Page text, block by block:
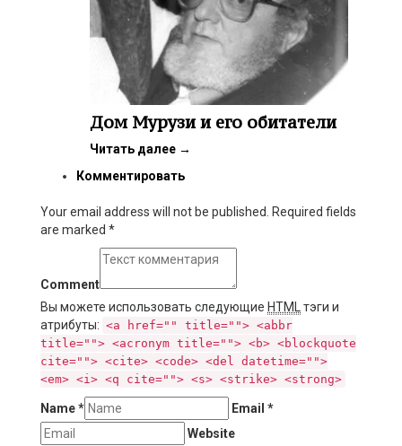
Дом Мурузи и его обитатели
Читать далее →
Комментировать
Your email address will not be published. Required fields
are marked *
Comment
Вы можете использовать следующие HTML
тэги и
атрибуты: <a href="" title=""> <abbr
title=""> <acronym title=""> <b> <blockquote
cite=""> <cite> <code> <del datetime="">
<em> <i> <q cite=""> <s> <strike> <strong>
Name* Email *
Website